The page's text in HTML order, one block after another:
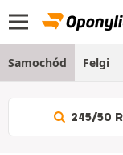
Samochód Felgi
245/50